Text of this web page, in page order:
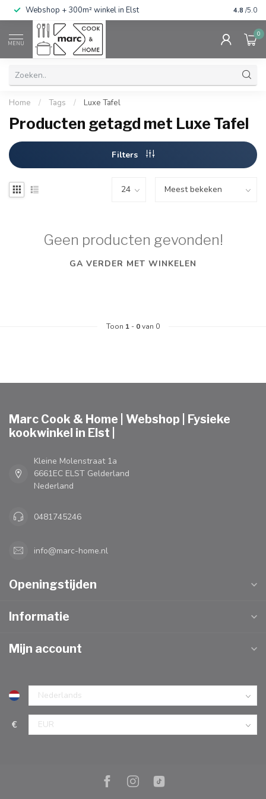
Webshop + 300m² winkel in Elst Gratis
4.8 /5.0
MENU
0
Home / Tags / Luxe Tafel
Producten getagd met Luxe Tafel
Filters
Geen producten gevonden!
GA VERDER MET WINKELEN
Toon 1 - 0van 0
Marc Cook & Home | Webshop | Fysieke
kookwinkel in Elst |
Kleine Molenstraat 1a
6661EC ELST Gelderland
Nederland
0481745246
info@marc-home.nl
Openingstijden
Informatie
Mijn account
€